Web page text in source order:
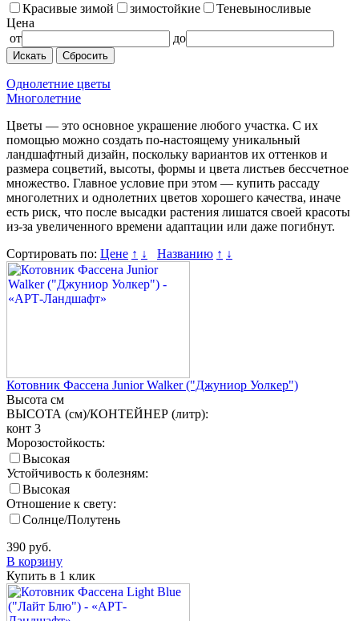
Красивые зимой
зимостойкие
Теневыносливые
Цена
от
до
Сбросить
Однолетние цветы
Многолетние
Цветы — это основное украшение любого участка. С их
помощью можно создать по-настоящему уникальный
ландшафтный дизайн, поскольку вариантов их оттенков и
размера соцветий, высоты, формы и цвета листьев бессчетное
множество. Главное условие при этом — купить рассаду
многолетних и однолетних цветов хорошего качества, иначе
есть риск, что после высадки растения лишатся своей красоты
из-за увеличенного времени адаптации или даже погибнут.
Сортировать по: Цене ↑ ↓ Названию ↑ ↓
Котовник Фассена Junior Walker ("Джуниор Уолкер")
Высота см
ВЫСОТА (см)/КОНТЕЙНЕР (литр):
конт 3
Морозостойкость:
Высокая
Устойчивость к болезням:
Высокая
Отношение к свету:
Солнце/Полутень
390 руб.
В корзину
Купить в 1 клик